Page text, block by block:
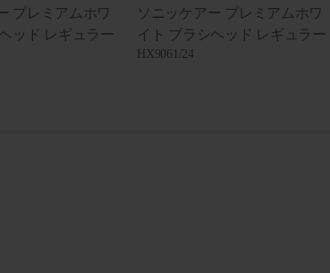
プレミアムホワ
ッド レギュラー
ソニッケアー プレミアムホワ
イト ブラシヘッド レギュラー
HX9061/24